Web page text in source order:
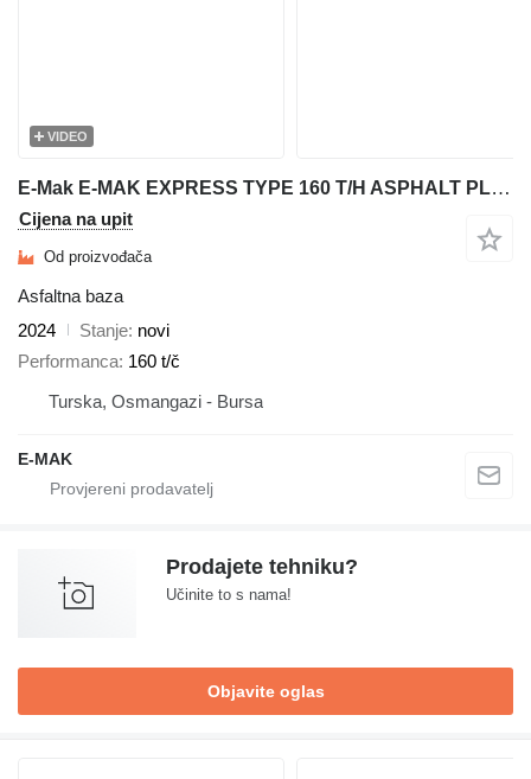
VIDEO
E-Mak E-MAK EXPRESS TYPE 160 T/H ASPHALT PLANT
Cijena na upit
Od proizvođača
Asfaltna baza
2024
Stanje novi
Performanca 160 t/č
Turska, Osmangazi - Bursa
E-MAK
Prodajete tehniku?
Učinite to s nama!
Objavite oglas